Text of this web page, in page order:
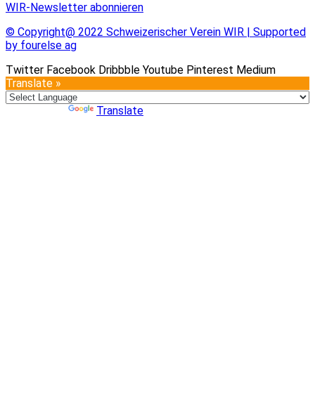
WIR-Newsletter abonnieren
© Copyright@ 2022 Schweizerischer Verein WIR | Supported
by fourelse ag
Twitter Facebook Dribbble Youtube Pinterest Medium
Translate »
Translate